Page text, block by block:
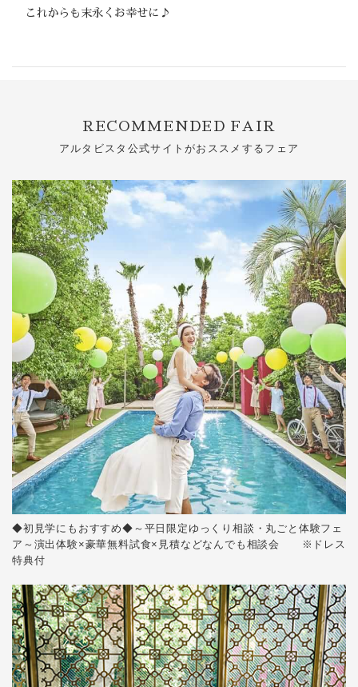
これからも末永くお幸せに♪
RECOMMENDED FAIR
アルタビスタ公式サイトがおススメするフェア
◆初見学にもおすすめ◆～平日限定ゆっくり相談・丸ごと体験フェ
ア～演出体験×豪華無料試食×見積などなんでも相談会 ※ドレス
特典付